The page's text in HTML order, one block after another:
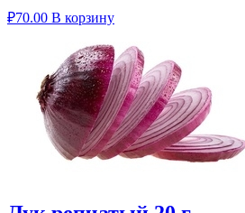
₽70.00 В корзину